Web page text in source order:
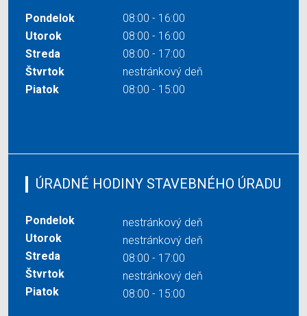
Pondelok
08:00 - 16:00
Utorok
08:00 - 16:00
Streda
08:00 - 17:00
Štvrtok
nestránkový deň
Piatok
08:00 - 15:00
ÚRADNÉ HODINY STAVEBNÉHO ÚRADU
Pondelok
nestránkový deň
Utorok
nestránkový deň
Streda
08:00 - 17:00
Štvrtok
nestránkový deň
Piatok
08:00 - 15:00